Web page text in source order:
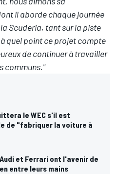
il aborde chaque journée
Scuderia, tant sur la piste
quel point ce projet compte
de continuer à travailler
communs."
le WEC s'il est
de "fabriquer la voiture à
et Ferrari ont l'avenir de
entre leurs mains